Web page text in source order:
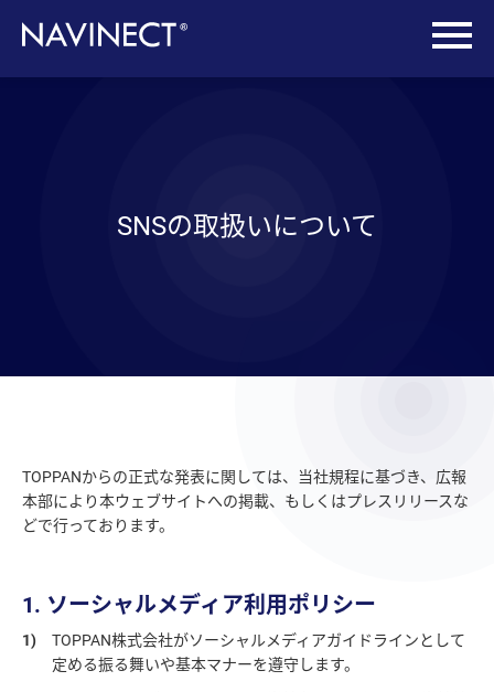
SNSの取扱いについて
TOPPANからの正式な発表に関しては、当社規程に基づき、広報
本部により本ウェブサイトへの掲載、もしくはプレスリリースな
どで行っております。
1. ソーシャルメディア利用ポリシー
1)
TOPPAN株式会社がソーシャルメディアガイドラインとして
定める振る舞いや基本マナーを遵守します。